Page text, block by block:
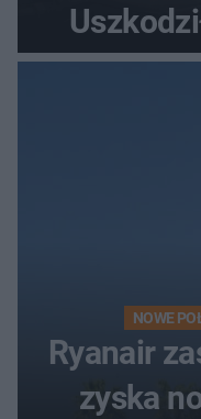
NOWE
Ryanair
zyska